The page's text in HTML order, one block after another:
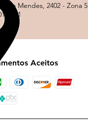
Mendes, 2402 - Zona 5
001
Aceitos